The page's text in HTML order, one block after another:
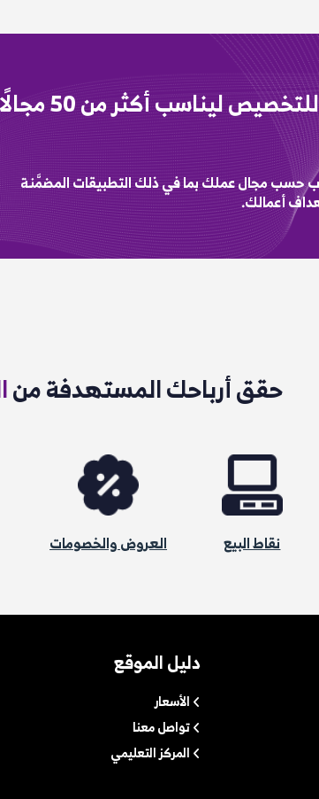
نظام متكامل قابل للتخصيص ليناسب أكثر من
حسب مجال عملك بما في ذلك التطبيقات المضمَّنة
أعمالك.
حقق أرباحك المستهدفة من
نقاط البيع العروض والخصومات
دليل الموقع
الأسعار
تواصل معنا
المركز التعليمي